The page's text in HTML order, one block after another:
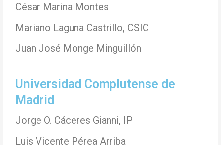
César Marina Montes
Mariano Laguna Castrillo, CSIC
Juan José Monge Minguillón
Universidad Complutense de
Madrid
Jorge O. Cáceres Gianni, IP
Luis Vicente Pérea Arriba